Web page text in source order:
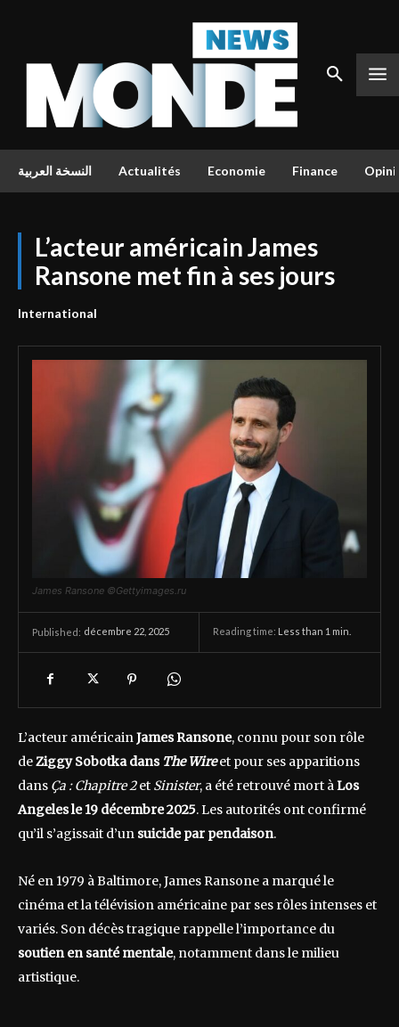
النسخة العربية Actualités Economie Finance
L’acteur américain James
Ransone met fin à ses jours
International
James Ransone ©Gettyimages.ru
Published: décembre 22, 2025 Reading time: Less than 1 min.
L’acteur américainJames Ransone, connu pour son rôle
deZiggy Sobotka dans The Wireet pour ses apparitions
dans Ça : Chapitre 2et Sinister, a été retrouvé mort àLos
Angeles le 19 décembre 2025. Les autorités ont confirmé
qu’il s’agissait d’un suicide par pendaison.
Né en 1979 à Baltimore, James Ransone a marqué le
cinéma et la télévision américaine par ses rôles intenses et
variés. Son décès tragique rappelle l’importance du
soutien en santé mentale, notamment dans le milieu
artistique.